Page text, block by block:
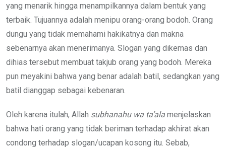
yang menarik hingga menampilkannya dalam bentuk yang
terbaik. Tujuannya adalah menipu orang-orang bodoh. Orang
dungu yang tidak memahami hakikatnya dan makna
sebenarnya akan menerimanya. Slogan yang dikemas dan
dihias tersebut membuat takjub orang yang bodoh. Mereka
pun meyakini bahwa yang benar adalah batil, sedangkan yang
batil dianggap sebagai kebenaran.
Oleh karena itulah, Allah subhanahu wa ta’ala menjelaskan
bahwa hati orang yang tidak beriman terhadap akhirat akan
condong terhadap slogan/ucapan kosong itu. Sebab,